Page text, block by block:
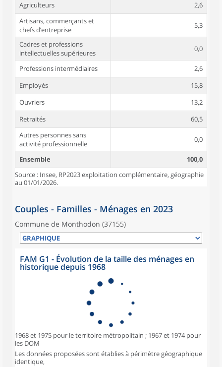
Agriculteurs
2,6
Artisans, commerçants et
chefs d’entreprise
5,3
Cadres et professions
intellectuelles supérieures
0,0
Professions intermédiaires
2,6
Employés
15,8
Ouvriers
13,2
Retraités
60,5
Autres personnes sans
activité professionnelle
0,0
Ensemble
100,0
Source : Insee, RP2023 exploitation complémentaire, géographie
au 01/01/2026.
Couples - Familles - Ménages en 2023
Commune de Monthodon (37155)
FAM G1 - Évolution de la taille des ménages en
historique depuis 1968
1968 et 1975 pour le territoire métropolitain ; 1967 et 1974 pour
les DOM
Les données proposées sont établies à périmètre géographique
identique,